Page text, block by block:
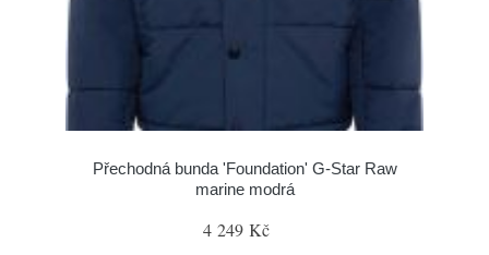
Přechodná bunda 'Foundation' G-Star Raw
marine modrá
4 249 Kč